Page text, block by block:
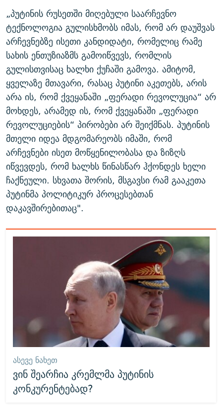
„პუტინის რუსეთში მიღებული საარჩევნო
ტექნოლოგია გულისხმობს იმას, რომ არ დაუშვას
არჩევნებზე ისეთი კანდიდატი, რომელიც რამე
სახის ენთუზიაზმს გამოიწვევს, რომლის
გულისთვისაც ხალხი ქუჩაში გამოვა. ამიტომ,
ყველაზე მთავარი, რასაც პუტინი აკეთებს, არის
არა ის, რომ ქვეყანაში „ფერადი რევოლუცია“ არ
მოხდეს, არამედ ის, რომ ქვეყანაში „ფერადი
რევოლუციების“ პირობები არ შეიქმნას. პუტინის
მთელი იდეა მდგომარეობს იმაში, რომ
არჩევნები ისეთ მოწყენილობასა და ზიზღს
იწვევდეს, რომ ხალხს წინასწარ ჰქონდეს ხელი
ჩაქნეული. სხვათა შორის, მსგავსი რამ გააკეთა
პუტინმა პოლიტიკურ პროცესებთან
დაკავშირებითაც".
ᲐᲡᲔᲕᲔ ᲜᲐᲮᲔᲗ
ვინ შეარჩია კრემლმა პუტინის
კონკურენტებად?